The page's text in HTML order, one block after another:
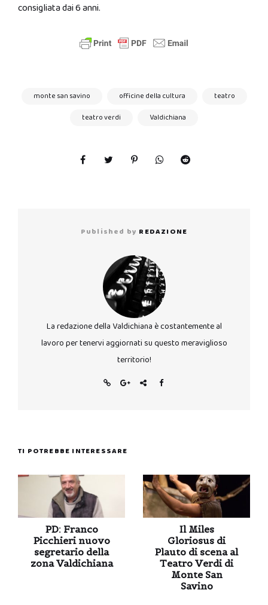
consigliata dai 6 anni.
monte san savino officine della cultura
teatro
teatro verdi
Valdichiana
Published by REDAZIONE
La redazione della Valdichiana è costantemente al
lavoro per tenervi aggiornati su questo meraviglioso
territorio!
TI POTREBBE INTERESSARE
PD: Franco
Picchieri nuovo
segretario della
zona Valdichiana
Il Miles
Gloriosus di
Plauto di scena al
Teatro Verdi di
Monte San
Savino